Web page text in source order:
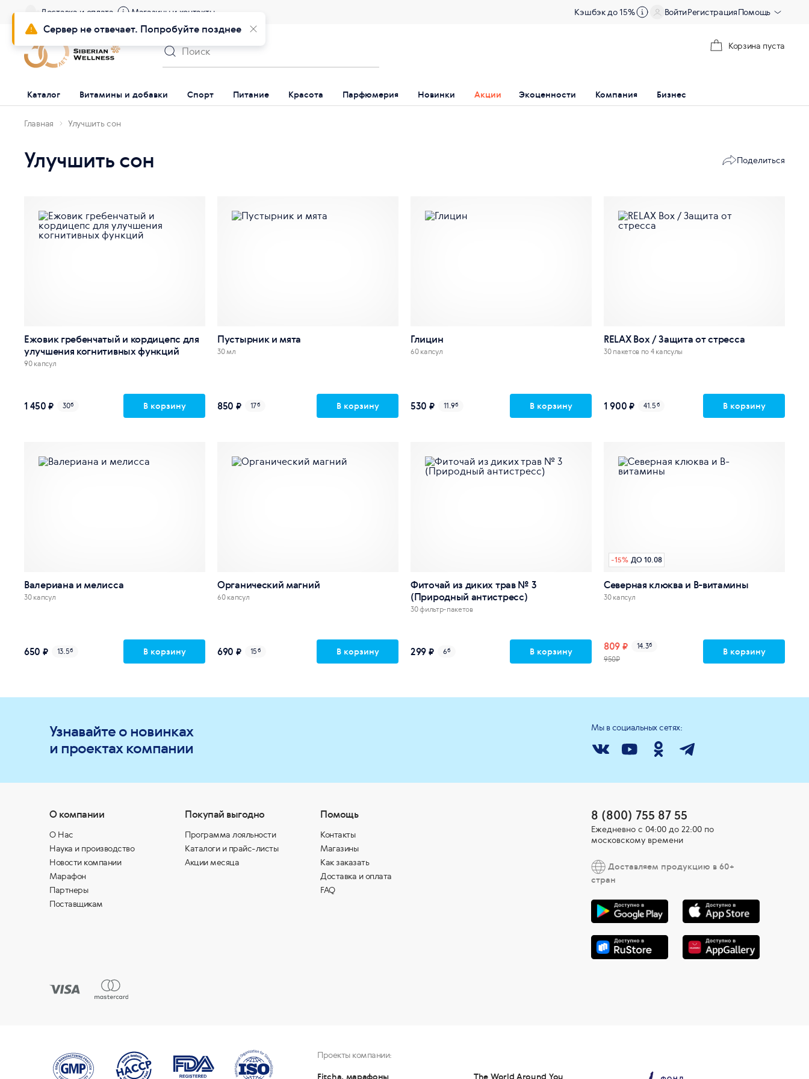
Доставка и оплата Магазины и контакты Кэшбэк до 15% ВойтиРегистрацияПомощь
Корзина пуста
Каталог Витамины и добавки Спорт Питание Красота Парфюмерия Новинки Акции Экоценности Компания Бизнес
Главная Улучшить сон
Улучшить сон Поделиться
Ежовик гребенчатый и кордицепс для
улучшения когнитивных функций
90 капсул
1 450 ₽ 30б В корзину
Пустырник и мята
30 мл
850 ₽ 17б В корзину
Глицин
60 капсул
530 ₽ 11.9б В корзину
RELAX Box / Защита от стресса
30 пакетов по 4 капсулы
1 900 ₽ 41.5б В корзину
Валериана и мелисса
30 капсул
650 ₽ 13.5б В корзину
Органический магний
60 капсул
690 ₽ 15б В корзину
Фиточай из диких трав № 3
(Природный антистресс)
30 фильтр-пакетов
299 ₽ 6б В корзину
-15% ДО 10.08
Северная клюква и В-витамины
30 капсул
809 ₽ 14.3б
950₽
В корзину
Узнавайте о новинках
и проектах компании
Мы в социальных сетях:
О компании
О Нас
Наука и производство
Новости компании
Марафон
Партнеры
Поставщикам
Покупай выгодно
Программа лояльности
Каталоги и прайс-листы
Акции месяца
Помощь
Контакты
Магазины
Как заказать
Доставка и оплата
FAQ
8 (800) 755 87 55
Ежедневно c 04:00 до 22:00 по
московскому времени
Доставляем продукцию в 60+
стран
Проекты компании:
Fitcha, марафоны The World Around You
Сервер не отвечает. Попробуйте позднее